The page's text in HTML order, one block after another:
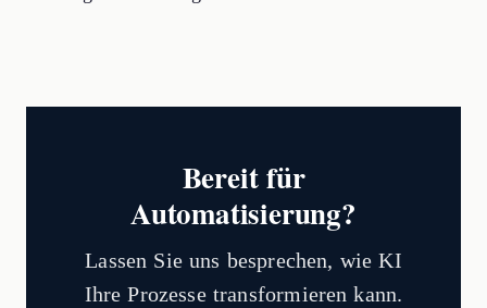
Bereit für
Automatisierung?
Lassen Sie uns besprechen, wie KI
Ihre Prozesse transformieren kann.